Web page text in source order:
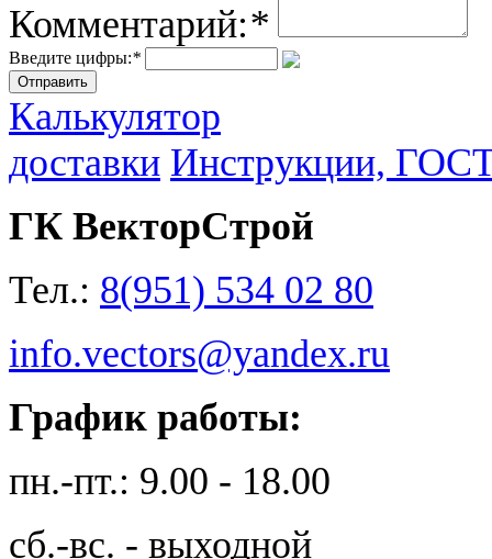
Комментарий:*
Введите цифры:*
Калькулятор
доставки Инструкции,
ГК ВекторСтрой
Тел.: 8(951) 534 02 80
info.vectors@yandex.ru
График работы:
пн.-пт.: 9.00 - 18.00
сб.-вс. - выходной